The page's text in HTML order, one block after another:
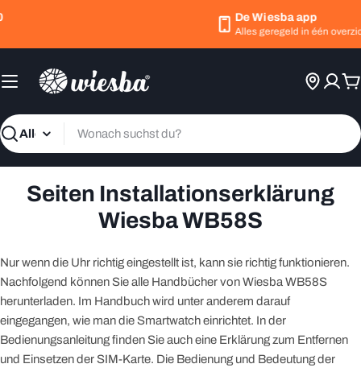
springen
De Wiesba app
Alles geregeld in één
Suchen
Seiten Installationserklärung
Wiesba WB58S
Nur wenn die Uhr richtig eingestellt ist, kann sie richtig funktionieren.
Nachfolgend können Sie alle Handbücher von Wiesba WB58S
herunterladen. Im Handbuch wird unter anderem darauf
eingegangen, wie man die Smartwatch einrichtet. In der
Bedienungsanleitung finden Sie auch eine Erklärung zum Entfernen
und Einsetzen der SIM-Karte. Die Bedienung und Bedeutung der